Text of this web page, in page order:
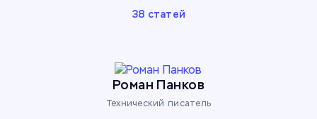
38 статей
Роман Панков
Технический писатель